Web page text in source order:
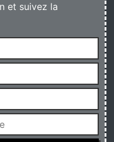
et suivez la